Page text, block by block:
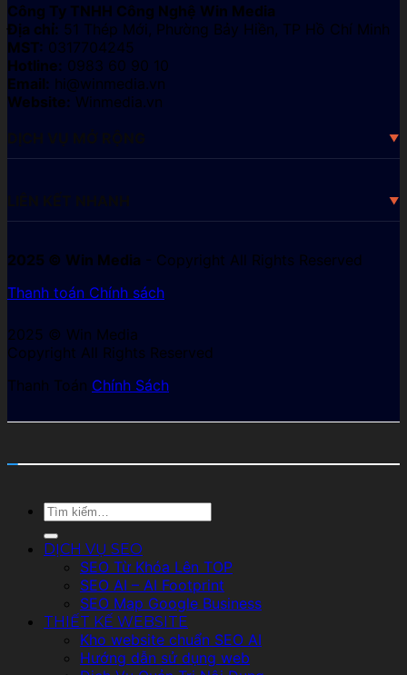
Công Ty TNHH Công Nghệ Win Media
Địa chỉ: 51 Thép Mới, Phường Bảy Hiền, TP Hồ Chí Minh
MST: 0317704245
Hotline: 0983 60 90 10
Email: hi@winmedia.vn
Website: Winmedia.vn
DỊCH VỤ MỞ RỘNG
LIÊN KẾT NHANH
2025 © Win Media - Copyright All Rights Reserved
Thanh toán Chính sách
2025 © Win Media
Copyright All Rights Reserved
Thanh Toán Chính Sách
Tìm
kiếm:
DỊCH VỤ SEO
SEO Từ Khóa Lên TOP
SEO AI – AI Footprint
SEO Map Google Business
THIẾT KẾ WEBSITE
Kho website chuẩn SEO AI
Hướng dẫn sử dụng web